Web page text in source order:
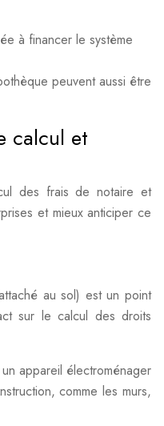
à financer le système
peuvent aussi être
calcul et
des frais de notaire et
et mieux anticiper ce
au sol) est un point
sur le calcul des droits
appareil électroménager
comme les murs,